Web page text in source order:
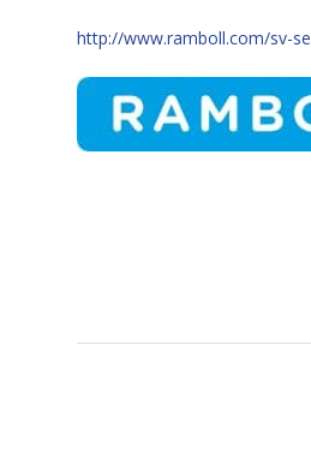
Fastighetsservice
Montering
http://www.ramboll.com/sv-se